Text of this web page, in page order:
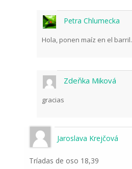
Petra Chlumecka
Hola, ponen maíz en el barril.
Zdeňka Miková
gracias
Jaroslava Krejčová
Tríadas de oso 18,39